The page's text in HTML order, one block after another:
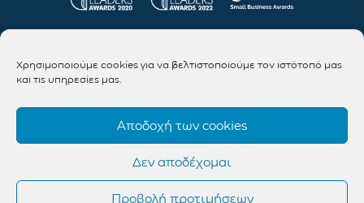
Χρησιμοποιούμε cookies για να βελτιστοποιούμε τον ιστότοπό μας
και τις υπηρεσίες μας.
Αποδοχή των cookies
Δεν αποδέχομαι
Προβολή προτιμήσεων